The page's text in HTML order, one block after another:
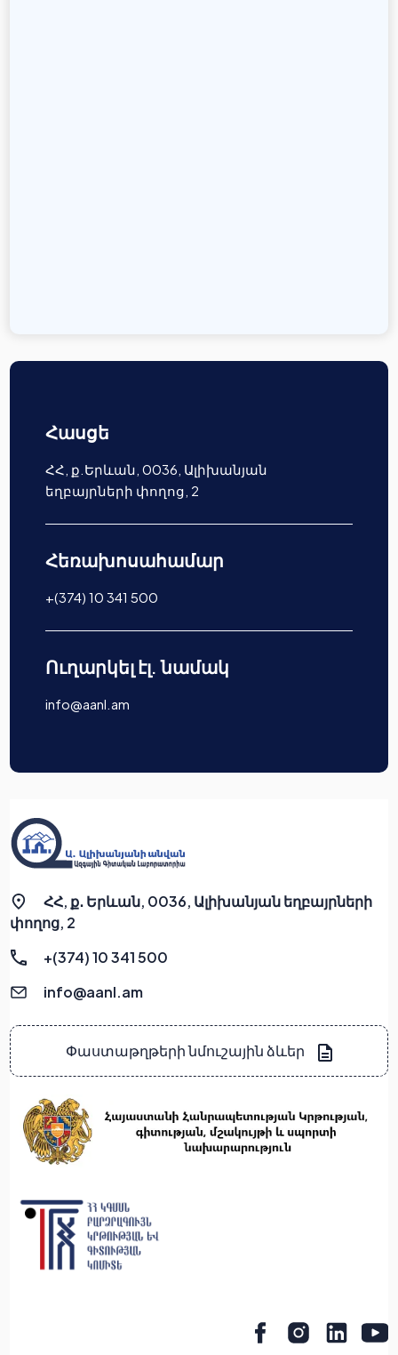
Հասցե
ՀՀ, ք.Երևան, 0036, Ալիխանյան
եղբայրների փողոց, 2
Հեռախոսահամար
+(374) 10 341 500
Ուղարկել էլ. նամակ
info@aanl.am
ՀՀ, ք․ Երևան, 0036, Ալիխանյան եղբայրների
փողոց, 2
+(374) 10 341 500
info@aanl.am
Փաստաթղթերի նմուշային ձևեր